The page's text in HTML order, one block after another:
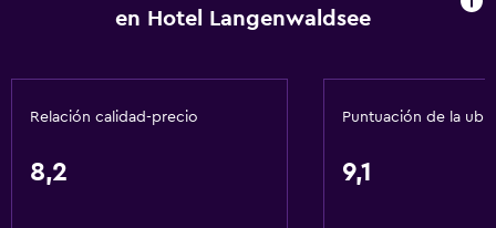
Espacio de almacenamiento
Accesibilidad y adecuación
Mascotas permitidas bajo consulta (pueden aplicar cargos
Accesibilidad
en Hotel Langenwaldsee
Relación calidad-precio
8,2
Puntuación de la
9,1